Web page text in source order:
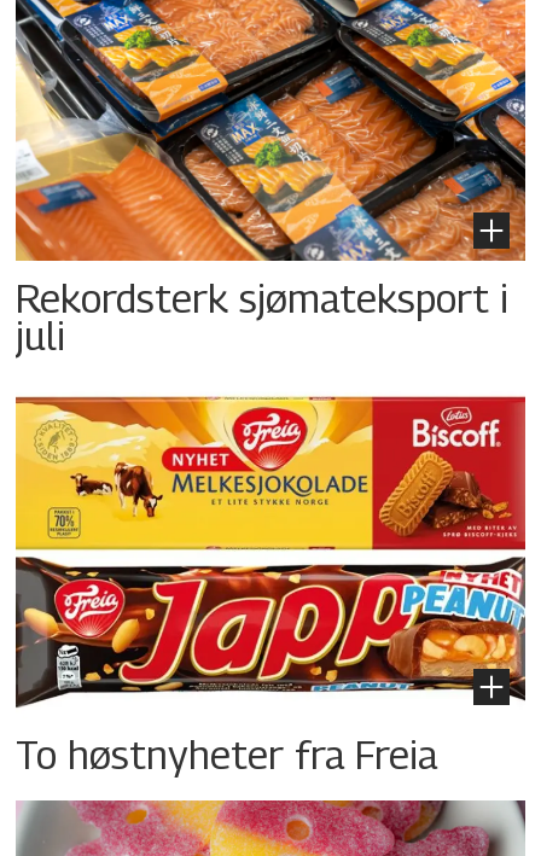
Rekordsterk sjømateksport i
juli
To høstnyheter fra Freia